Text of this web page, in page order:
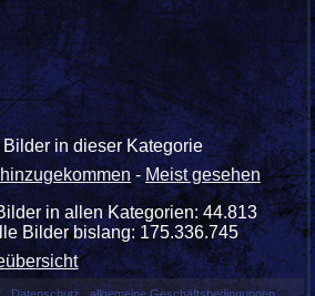
Bilder in dieser Kategorie
- Meist gesehen
in allen Kategorien: 44.813
Bilder bislang: 175.336.745